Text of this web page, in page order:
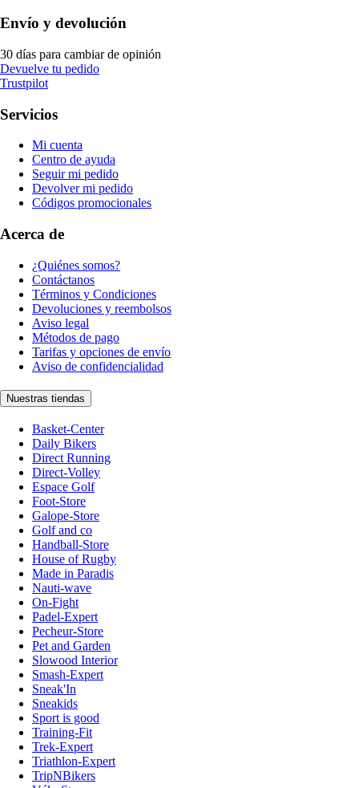
Envío y devolución
30 días para cambiar de opinión
Devuelve tu pedido
Trustpilot
Servicios
Mi cuenta
Centro de ayuda
Seguir mi pedido
Devolver mi pedido
Códigos promocionales
Acerca de
¿Quiénes somos?
Contáctanos
Términos y Condiciones
Devoluciones y reembolsos
Aviso legal
Métodos de pago
Tarifas y opciones de envío
Aviso de confidencialidad
Nuestras tiendas
Basket-Center
Daily Bikers
Direct Running
Direct-Volley
Espace Golf
Foot-Store
Galope-Store
Golf and co
Handball-Store
House of Rugby
Made in Paradis
Nauti-wave
On-Fight
Padel-Expert
Pecheur-Store
Pet and Garden
Slowood Interior
Smash-Expert
Sneak'In
Sneakids
Sport is good
Training-Fit
Trek-Expert
Triathlon-Expert
TripNBikers